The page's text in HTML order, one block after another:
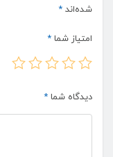
شده‌اند *
امتیاز شما *
دیدگاه شما *